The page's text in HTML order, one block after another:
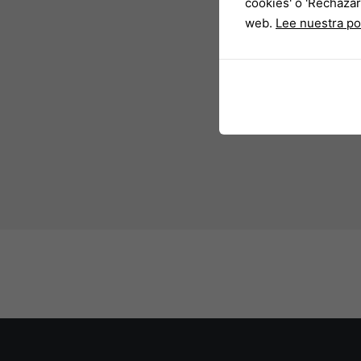
web. Lee nuestra